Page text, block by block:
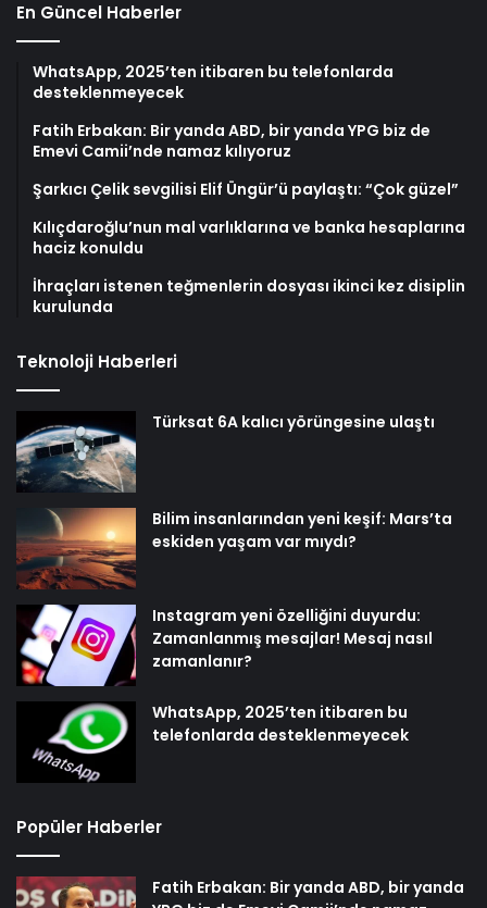
En Güncel Haberler
WhatsApp, 2025’ten itibaren bu telefonlarda
desteklenmeyecek
Fatih Erbakan: Bir yanda ABD, bir yanda YPG biz de
Emevi Camii’nde namaz kılıyoruz
Şarkıcı Çelik sevgilisi Elif Üngür’ü paylaştı: “Çok güzel”
Kılıçdaroğlu’nun mal varlıklarına ve banka hesaplarına
haciz konuldu
İhraçları istenen teğmenlerin dosyası ikinci kez disiplin
kurulunda
Teknoloji Haberleri
Türksat 6A kalıcı yörüngesine ulaştı
Bilim insanlarından yeni keşif: Mars’ta
eskiden yaşam var mıydı?
Instagram yeni özelliğini duyurdu:
Zamanlanmış mesajlar! Mesaj nasıl
zamanlanır?
WhatsApp, 2025’ten itibaren bu
telefonlarda desteklenmeyecek
Popüler Haberler
Fatih Erbakan: Bir yanda ABD, bir yanda